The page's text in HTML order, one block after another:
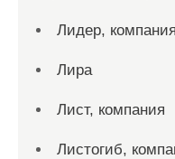
Лидер, компания
Лира
Лист, компания
Листогиб,